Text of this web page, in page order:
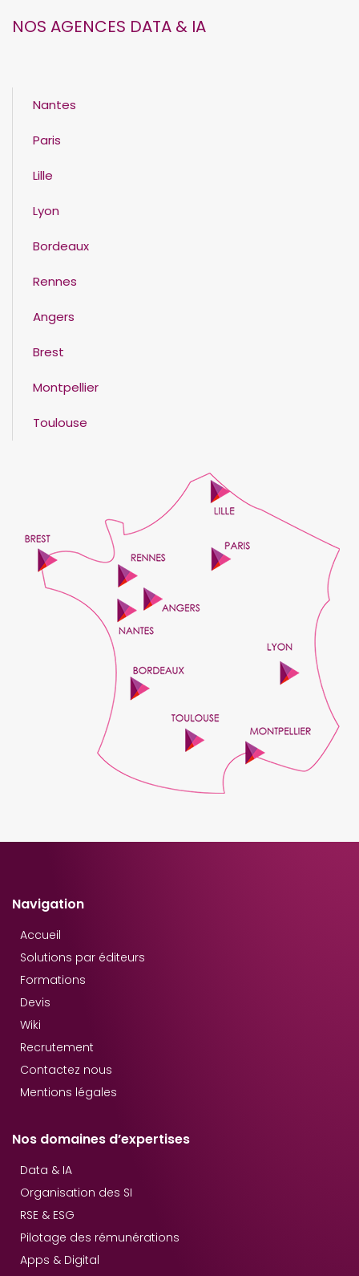
NOS AGENCES DATA & IA
Nantes
Paris
Lille
Lyon
Bordeaux
Rennes
Angers
Brest
Montpellier
Toulouse
Navigation
Accueil
Solutions par éditeurs
Formations
Devis
Wiki
Recrutement
Contactez nous
Mentions légales
Nos domaines d’expertises
Data & IA
Organisation des SI
RSE & ESG
Pilotage des rémunérations
Apps & Digital